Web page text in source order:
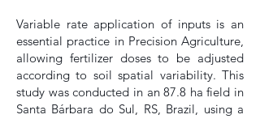
Variable rate application of inputs is an
essential practice in Precision Agriculture,
allowing fertilizer doses to be adjusted
according to soil spatial variability. This
study was conducted in an 87.8 ha field in
Santa Bárbara do Sul, RS, Brazil, using a